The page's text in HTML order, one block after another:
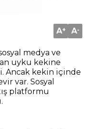
A+ A-
medya ve
uyku kekine
Ancak kekin içinde
var. Sosyal
platformu